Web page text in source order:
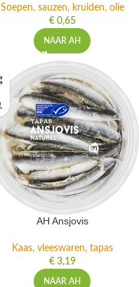
Soepen, sauzen, kruiden, olie
€0,65
NAAR AH
AH Ansjovis
Kaas, vleeswaren, tapas
€3,19
NAAR AH